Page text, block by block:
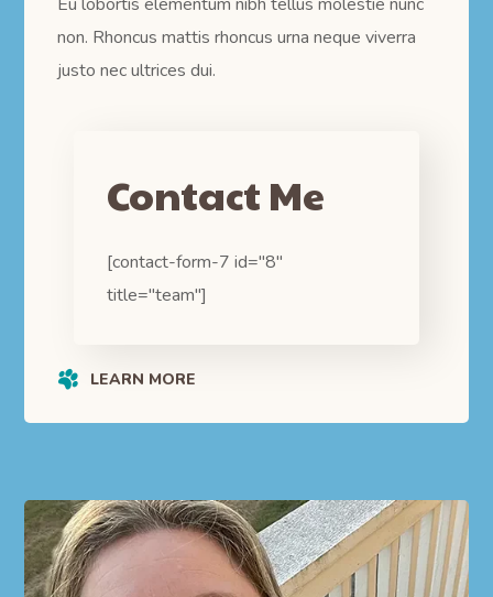
non. Rhoncus mattis rhoncus urna neque viverra
justo nec ultrices dui.
Contact Me
[contact-form-7 id="8"
title="team"]
LEARN MORE